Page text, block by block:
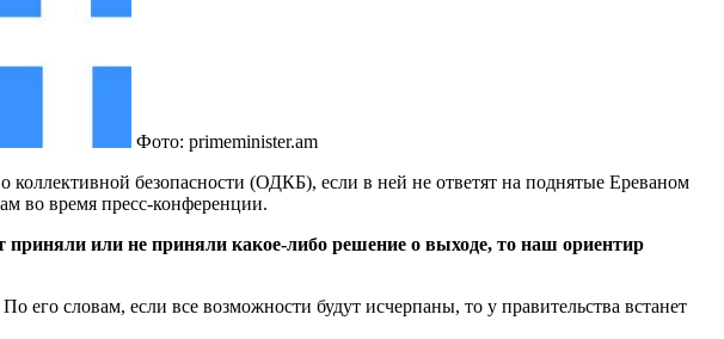
Фото: primeminister.am
безопасности (ОДКБ), если в ней не ответят на поднятые Ереваном
во время пресс-конференции.
или не приняли какое-либо решение о выходе, то наш ориентир
словам, если все возможности будут исчерпаны, то у правительства встанет